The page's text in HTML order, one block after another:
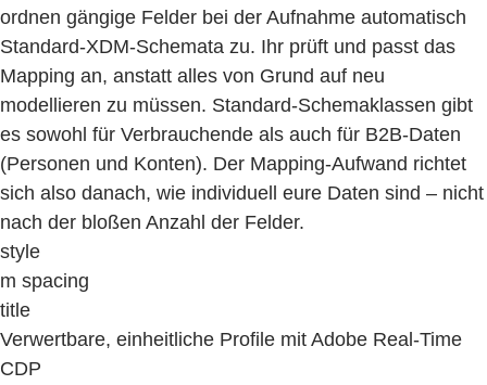
ordnen gängige Felder bei der Aufnahme automatisch
Standard-XDM-Schemata zu. Ihr prüft und passt das
Mapping an, anstatt alles von Grund auf neu
modellieren zu müssen. Standard-Schemaklassen gibt
es sowohl für Verbrauchende als auch für B2B-Daten
(Personen und Konten). Der Mapping-Aufwand richtet
sich also danach, wie individuell eure Daten sind – nicht
nach der bloßen Anzahl der Felder.
style
m spacing
title
Verwertbare, einheitliche Profile mit Adobe Real-Time
CDP